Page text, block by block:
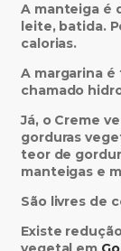
A manteiga é
leite, batida.
calorias.
A margarina
chamado
Já, o Creme
gorduras
teor de
manteigas e
São livres de
Existe